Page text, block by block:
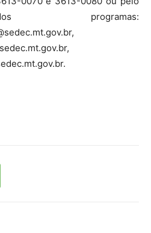
programas: